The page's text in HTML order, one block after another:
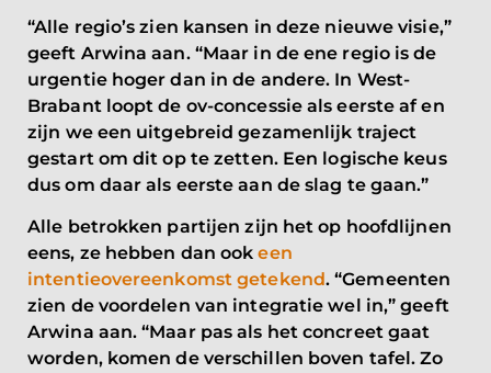
“Alle regio’s zien kansen in deze nieuwe visie,”
geeft Arwina aan. “Maar in de ene regio is de
urgentie hoger dan in de andere. In West-
Brabant loopt de ov-concessie als eerste af en
zijn we een uitgebreid gezamenlijk traject
gestart om dit op te zetten. Een logische keus
dus om daar als eerste aan de slag te gaan.”
Alle betrokken partijen zijn het op hoofdlijnen
eens, ze hebben dan ookeen
intentieovereenkomst getekend. “Gemeenten
zien de voordelen van integratie wel in,” geeft
Arwina aan. “Maar pas als het concreet gaat
worden, komen de verschillen boven tafel. Zo